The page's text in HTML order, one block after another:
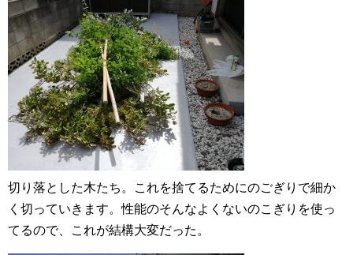
切り落とした木たち。これを捨てるためにのごぎりで細か
く切っていきます。性能のそんなよくないのこぎりを使っ
てるので、これが結構大変だった。